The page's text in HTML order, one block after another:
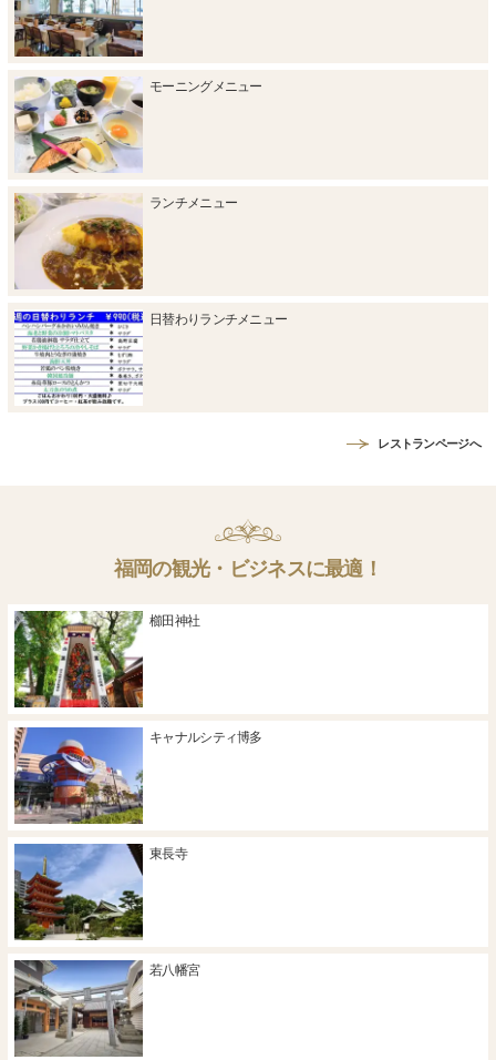
モーニングメニュー
ランチメニュー
日替わりランチメニュー
レストランページへ
福岡の観光・ビジネスに最適！
櫛田神社
キャナルシティ博多
東長寺
若八幡宮